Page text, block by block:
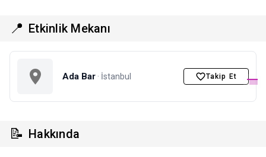
📍 Etkinlik Mekanı
Ada Bar · İstanbul Takip Et
📝 Hakkında